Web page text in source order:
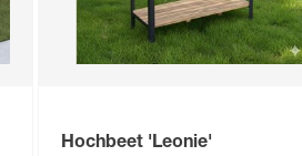
Hochbeet 'Leonie'